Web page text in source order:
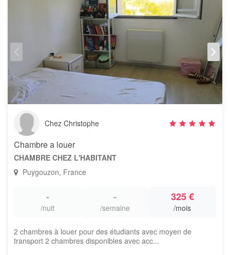
Chez Christophe
Chambre a louer
CHAMBRE CHEZ L'HABITANT
Puygouzon, France
-
/nuit
-
/semaine
325 €
/mois
2 chambres à louer pour des étudiants avec moyen de
transport 2 chambres disponibles avec acc...